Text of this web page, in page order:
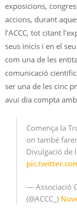
exposicions,
accions, durant
l’ACCC, tot citant
seus inicis i en el
com una de les
comunicació
ser una de les cinc
avui dia compta
Comença la
on també
Divulgació de
— Associació
(@ACCC_)